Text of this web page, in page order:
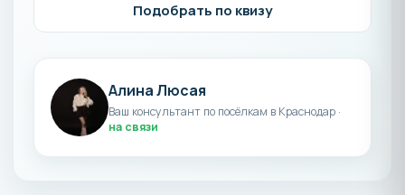
Подобрать по квизу
Алина Люсая
Ваш консультант по посёлкам в Краснодар ·
на связи